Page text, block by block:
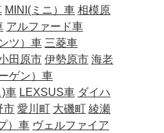
MINI(ミニ）車 相模原
アルファード車
ツ）車 三菱車
田原市 伊勢原市 海老
ゲン）車
車 LEXSUS車 ダイハ
市 愛川町 大磯町 綾瀬
）車 ヴェルファイア